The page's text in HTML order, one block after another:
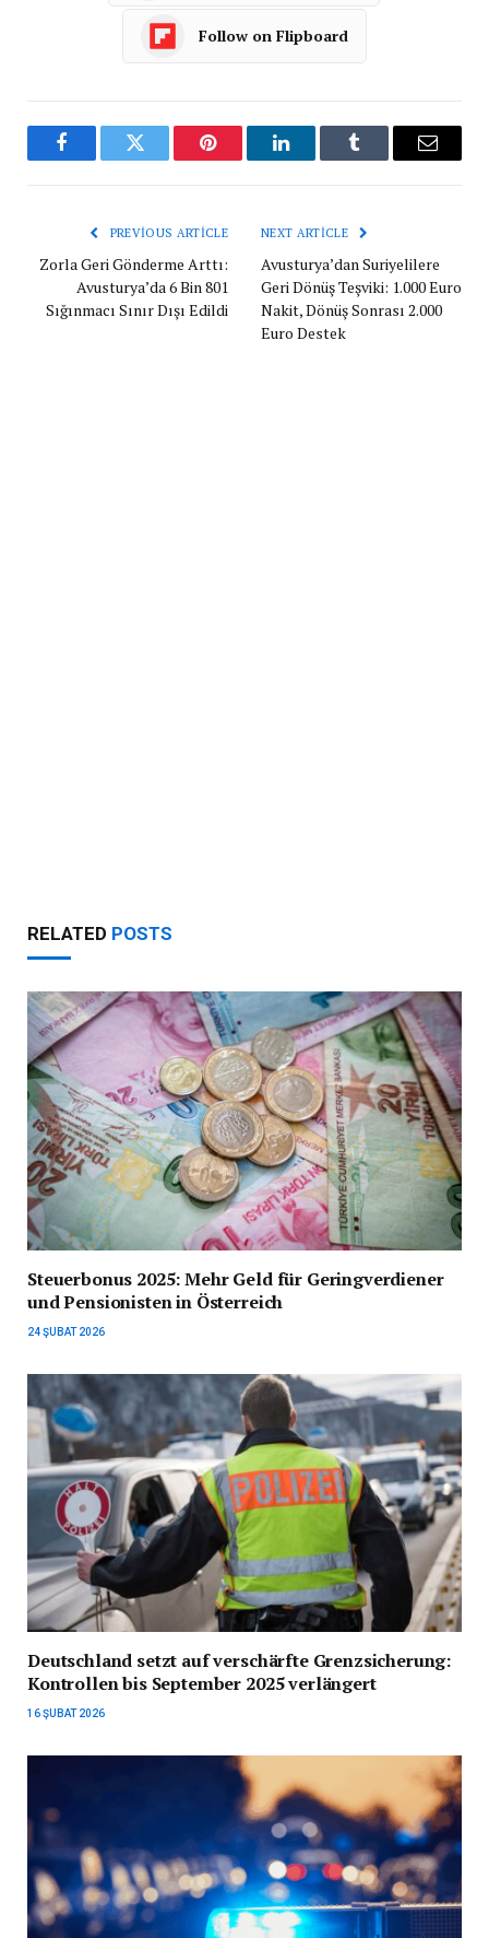
Follow on Flipboard
FacebookTwitter Pinterest LinkedInTumblr Email
PREVIOUS ARTICLE
Zorla Geri Gönderme Arttı:
Avusturya’da 6 Bin 801
Sığınmacı Sınır Dışı Edildi
NEXT ARTICLE
Avusturya’dan Suriyelilere
Geri Dönüş Teşviki: 1.000 Euro
Nakit, Dönüş Sonrası 2.000
Euro Destek
RELATED POSTS
Steuerbonus 2025: Mehr Geld für Geringverdiener
und Pensionisten in Österreich
24 ŞUBAT 2026
Deutschland setzt auf verschärfte Grenzsicherung:
Kontrollen bis September 2025 verlängert
16 ŞUBAT 2026